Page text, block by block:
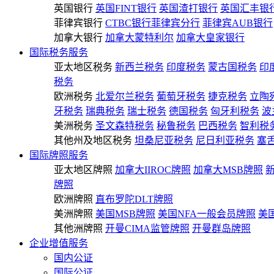
英国银行 英国FINT银行 英国渣打银行 英国汇丰银
菲律宾银行 CTBC银行菲律宾分行 菲律宾AUB银行
加拿大银行 加拿大蒙特利尔 加拿大皇家银行
国际税务服务
亚太地区税务 新西兰税务 印度税务 蒙古国税务 印
税务
欧洲税务 北爱尔兰税务 葡萄牙税务 捷克税务 立陶
牙税务 瑞典税务 瑞士税务 德国税务 匈牙利税务 波
美洲税务 圣文森特税务 秘鲁税务 巴西税务 智利税
其他州及地区税务 坦桑尼亚税务 尼日利亚税务 塞
国际牌照服务
亚太地区牌照 加拿大IIROC牌照 加拿大MSB牌照
牌照
欧洲牌照 直布罗陀DLT牌照
美洲牌照 美国MSB牌照 美国NFA一般会员牌照 美
其他洲牌照 开曼CIMA监管牌照 开曼群岛牌照
企业增值服务
国内公证